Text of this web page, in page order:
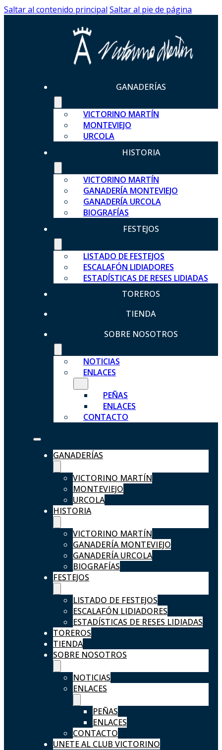
Saltar al contenido principal Saltar al pie de página
GANADERÍAS
VICTORINO MARTÍN
MONTEVIEJO
URCOLA
HISTORIA
VICTORINO MARTÍN
GANADERÍA MONTEVIEJO
GANADERÍA URCOLA
BIOGRAFÍAS
FESTEJOS
LISTADO DE FESTEJOS
ESCALAFÓN LIDIADORES
ESTADÍSTICAS DE RESES LIDIADAS
TOREROS
TIENDA
SOBRE NOSOTROS
NOTICIAS
ENLACES
PEÑAS
ENLACES
CONTACTO
GANADERÍAS
VICTORINO MARTÍN
MONTEVIEJO
URCOLA
HISTORIA
VICTORINO MARTÍN
GANADERÍA MONTEVIEJO
GANADERÍA URCOLA
BIOGRAFÍAS
FESTEJOS
LISTADO DE FESTEJOS
ESCALAFÓN LIDIADORES
ESTADÍSTICAS DE RESES LIDIADAS
TOREROS
TIENDA
SOBRE NOSOTROS
NOTICIAS
ENLACES
PEÑAS
ENLACES
CONTACTO
UNETE AL CLUB VICTORINO